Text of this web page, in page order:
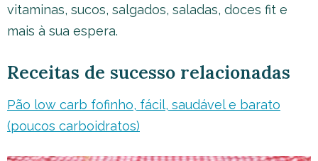
vitaminas, sucos, salgados, saladas, doces fit e
mais à sua espera.
Receitas de sucesso relacionadas
Pão low carb fofinho, fácil, saudável e barato
(poucos carboidratos)